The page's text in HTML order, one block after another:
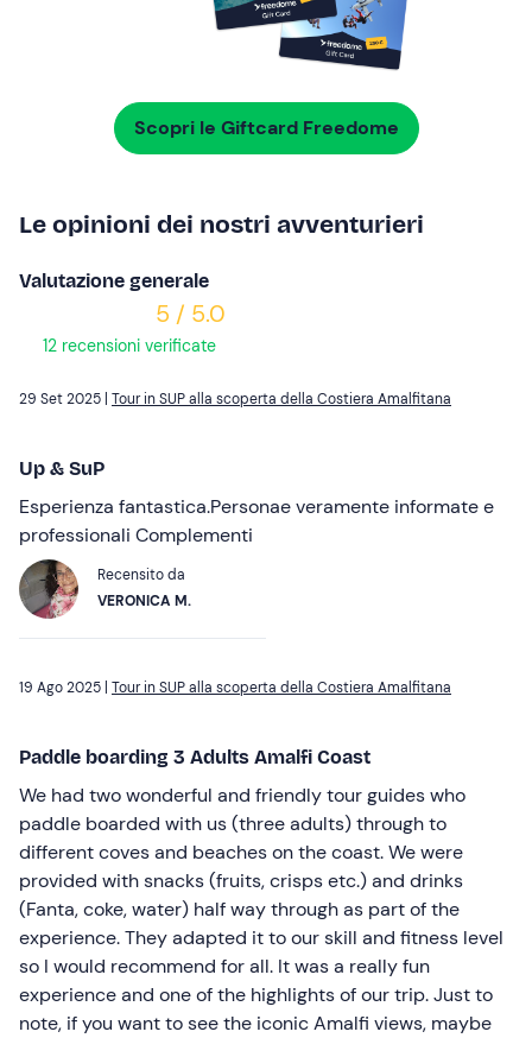
Scopri le Giftcard Freedome
Le opinioni dei nostri avventurieri
Valutazione generale
5 / 5.0
12 recensioni verificate
29 Set 2025 | Tour in SUP alla scoperta della Costiera Amalfitana
Up & SuP
Esperienza fantastica.Personae veramente informate e
professionali Complementi
Recensito da
VERONICA M.
19 Ago 2025 | Tour in SUP alla scoperta della Costiera Amalfitana
Paddle boarding 3 Adults Amalfi Coast
We had two wonderful and friendly tour guides who
paddle boarded with us (three adults) through to
different coves and beaches on the coast. We were
provided with snacks (fruits, crisps etc.) and drinks
(Fanta, coke, water) half way through as part of the
experience. They adapted it to our skill and fitness level
so I would recommend for all. It was a really fun
experience and one of the highlights of our trip. Just to
note, if you want to see the iconic Amalfi views, maybe